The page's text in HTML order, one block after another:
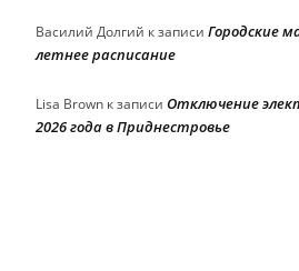
Василий Долгий к записи Городские
летнее расписание
Lisa Brown к записи Отключение
2026 года в Приднестровье